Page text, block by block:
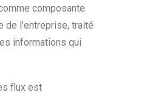
composante
de l’entreprise, traité
informations qui
flux est